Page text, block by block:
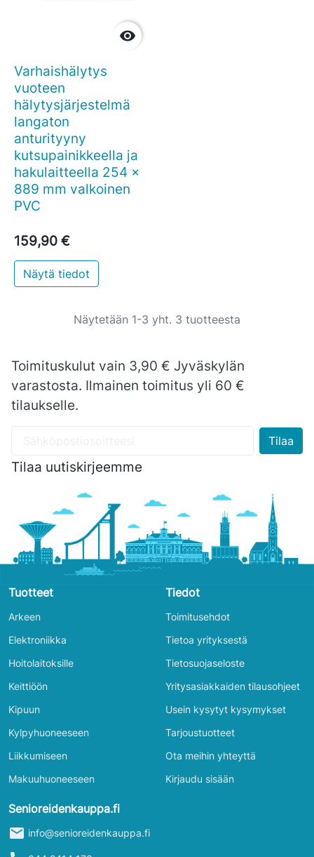

Varhaishälytys
vuoteen
hälytysjärjestelmä
langaton
anturityyny
kutsupainikkeella ja
hakulaitteella 254 x
889 mm valkoinen
PVC
159,90 €
Näytä tiedot
Näytetään 1-3 yht. 3 tuotteesta
Toimituskulut vain 3,90 € Jyväskylän
varastosta. Ilmainen toimitus yli 60 €
tilaukselle.
Tilaa uutiskirjeemme
Tuotteet
Arkeen
Elektroniikka
Hoitolaitoksille
Keittiöön
Kipuun
Kylpyhuoneeseen
Liikkumiseen
Makuuhuoneeseen
Tiedot
Toimitusehdot
Tietoa yrityksestä
Tietosuojaseloste
Yritysasiakkaiden tilausohjeet
Usein kysytyt kysymykset
Tarjoustuotteet
Ota meihin yhteyttä
Kirjaudu sisään
Senioreidenkauppa.fi
mail info@senioreidenkauppa.fi